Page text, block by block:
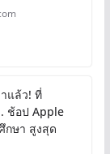
แล้ว! ที่
ช้อป Apple
กษา สูงสุด